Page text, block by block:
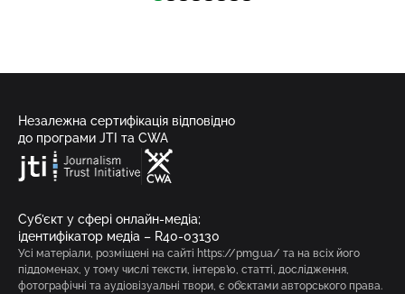
Незалежна сертифікація відповідно
до програми JTI та CWA
Суб’єкт у сфері онлайн-медіа;
ідентифікатор медіа – R40-03130
Усі матеріали, розміщені на сайті https://pmg.ua/ та на всіх його
піддоменах, у тому числі тексти, інтерв’ю, статті, дослідження,
фотографічні та аудіовізуальні твори, є об’єктами авторського права.